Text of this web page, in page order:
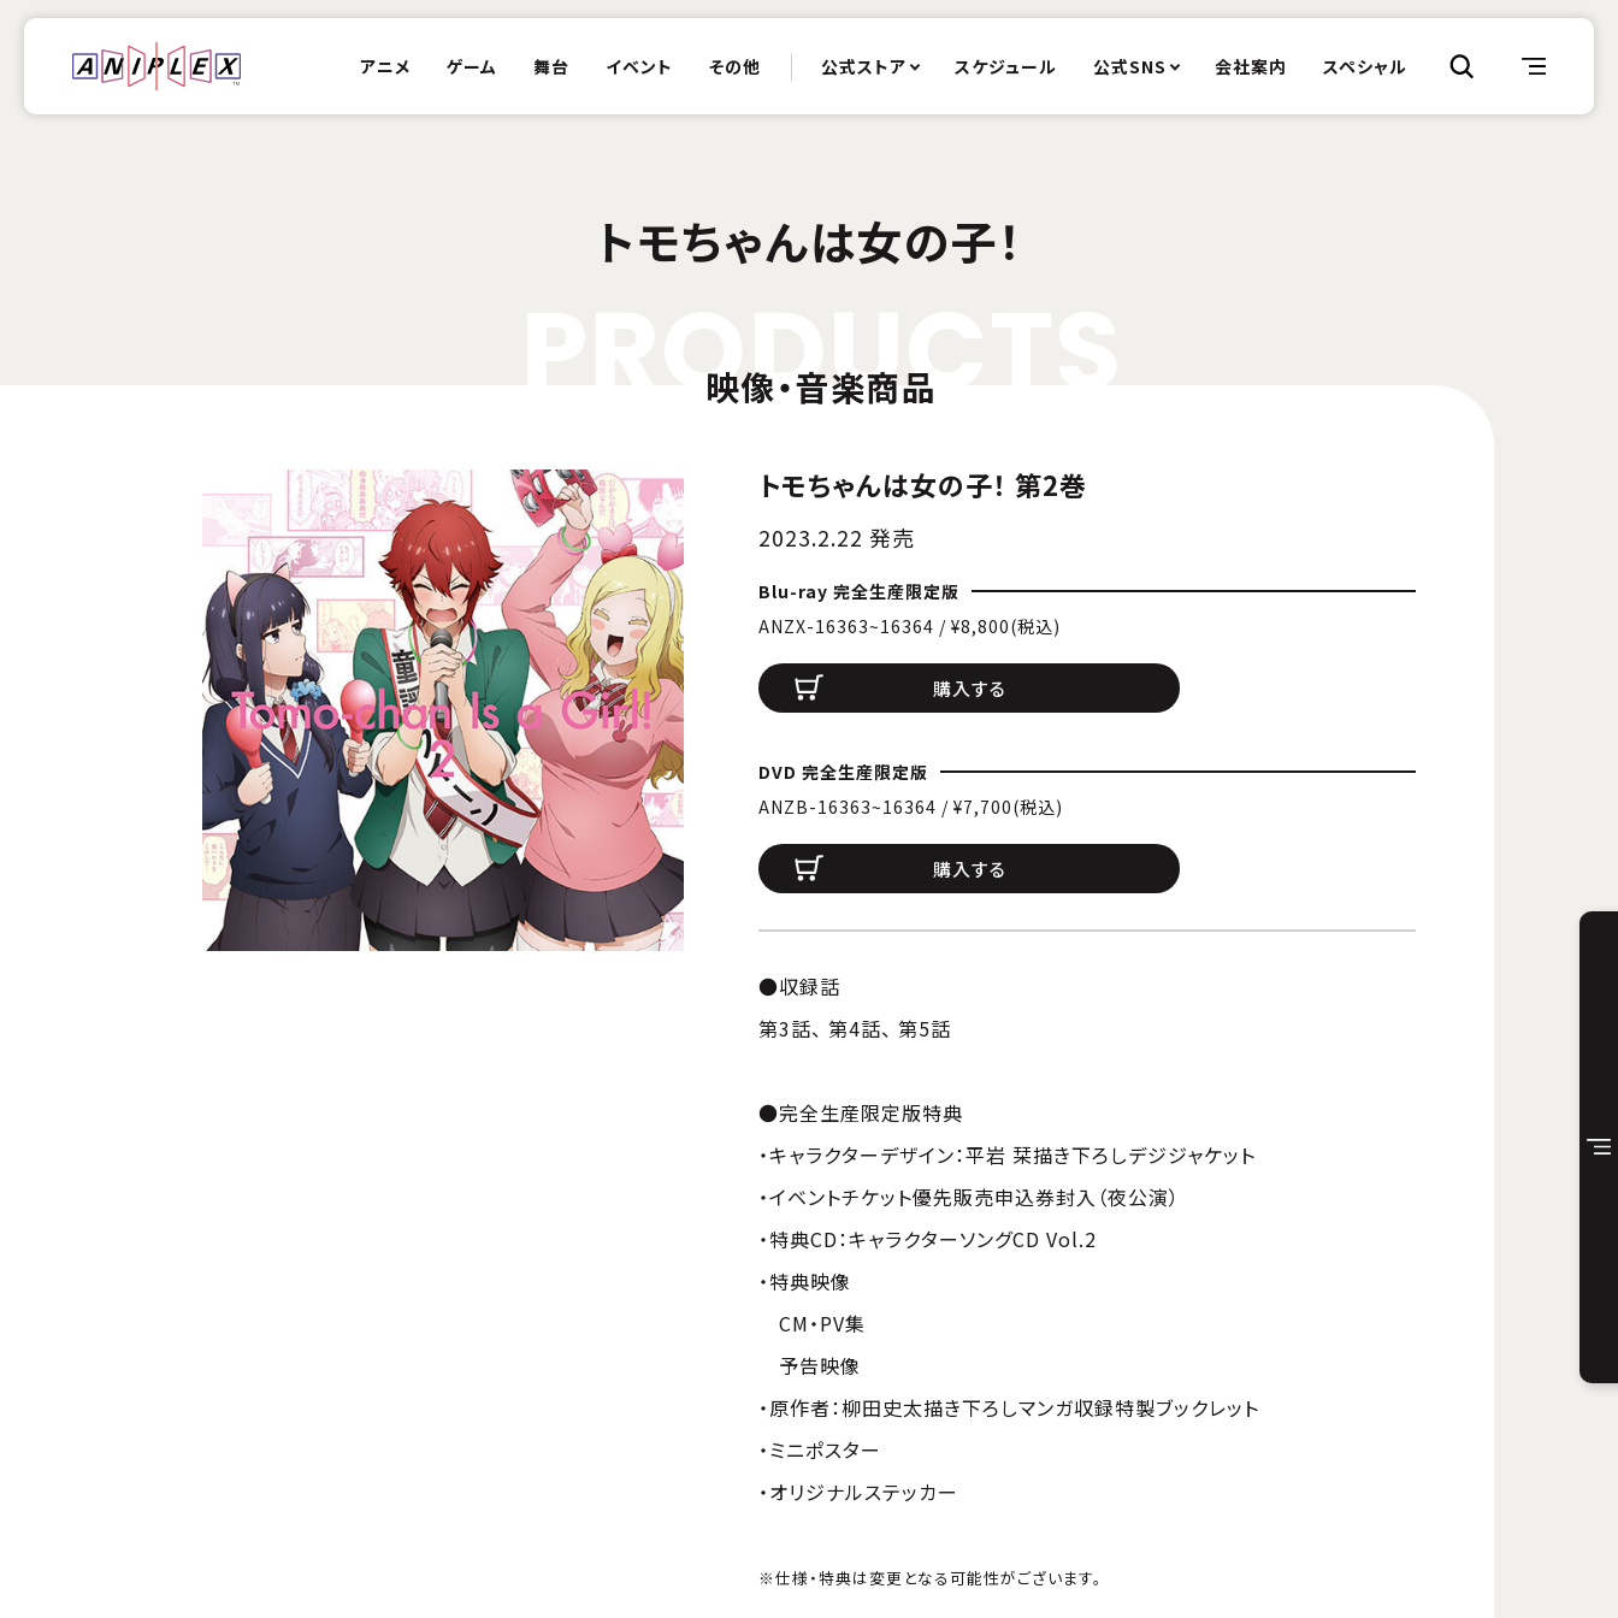
アニメ ゲーム 舞台 イベント その他 公式ストア スケジュール 公式SNS 会社案内 スペシャル
トモちゃんは女の子！
ODUC
映像・音楽商品
トモちゃんは女の子！ 第2巻
2023.2.22 発売
Blu-ray 完全生産限定版
ANZX-16363~16364 / ¥8,800(税込)
購入する
DVD 完全生産限定版
ANZB-16363~16364 / ¥7,700(税込)
購入する
●収録話
第3話、 第4話、 第5話
●完全生産限定版特典
・キャラクターデザイン：平岩 栞描き下ろしデジジャケット
・イベントチケット優先販売申込券封入（夜公演）
・特典CD：キャラクターソングCD Vol.2
・特典映像
CM・PV集
予告映像
・原作者：柳田史太描き下ろしマンガ収録特製ブックレット
・ミニポスター
・オリジナルステッカー
※仕様・特典は変更となる可能性がございます。